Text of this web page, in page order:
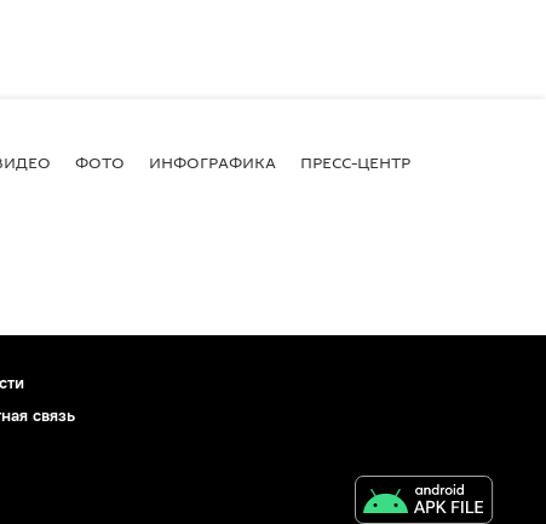
ФОТО ИНФОГРАФИКА ПРЕСС-ЦЕНТР
связь